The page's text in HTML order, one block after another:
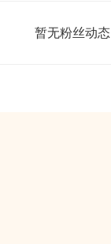
暂无粉丝动态